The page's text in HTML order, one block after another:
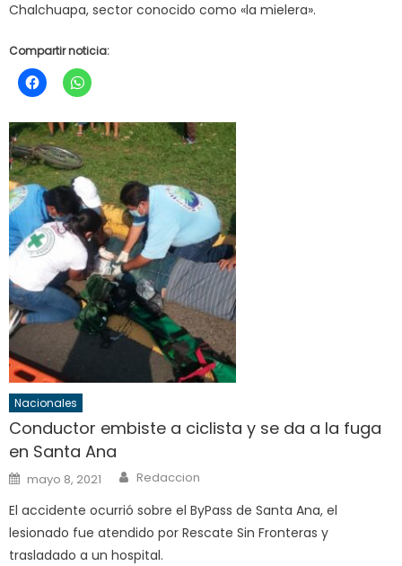
Chalchuapa, sector conocido como «la mielera».
Compartir noticia:
Nacionales
Conductor embiste a ciclista y se da a la fuga
en Santa Ana
Posted
on
mayo 8, 2021 Author
Redaccion
El accidente ocurrió sobre el ByPass de Santa Ana, el
lesionado fue atendido por Rescate Sin Fronteras y
trasladado a un hospital.